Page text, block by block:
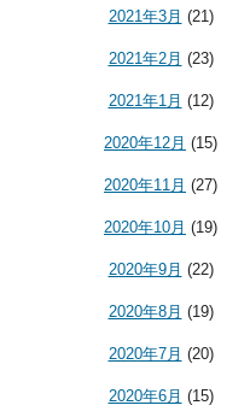
2021年3月 (21)
2021年2月 (23)
2021年1月 (12)
2020年12月 (15)
2020年11月 (27)
2020年10月 (19)
2020年9月 (22)
2020年8月 (19)
2020年7月 (20)
2020年6月 (15)